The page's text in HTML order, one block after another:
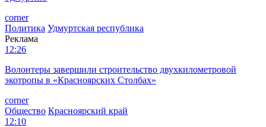
corner
Политика Удмуртская республика
Реклама
12:26
Волонтеры завершили строительство двухкилометровой
экотропы в «Красноярских Столбах»
corner
Общество Красноярский край
12:10